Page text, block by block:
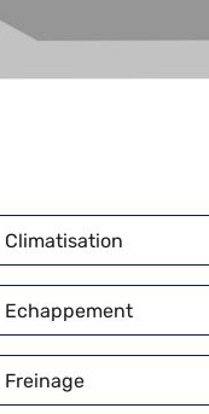
Climatisation
Echappement
Freinage